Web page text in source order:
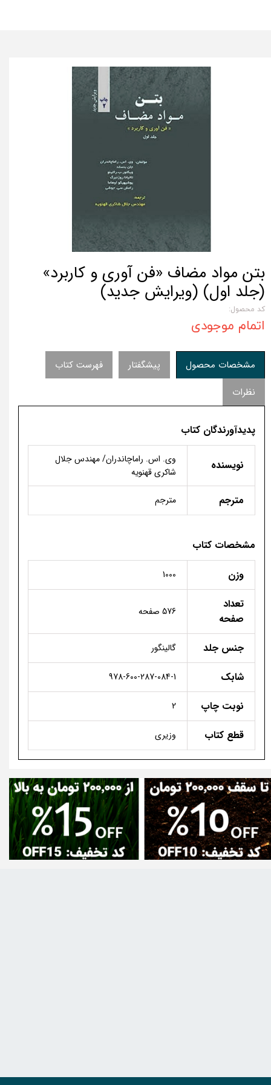
بتن مواد مضاف «فن آوری و کاربرد»
(جلد اول) (ویرایش جدید)
کد محصول:
اتمام موجودی
مشخصات محصول پیشگفتار
فهرست کتاب
نظرات
پدیدآورندگان کتاب
نویسنده
وی. اس. راماچاندران/ مهندس جلال
شاکری قهنویه
مترجم مترجم
مشخصات کتاب
وزن
1000
تعداد
صفحه
576 صفحه
جنس جلد گالینگور
شابک 978-600-287-084-1
نوبت چاپ 2
قطع کتاب وزیری